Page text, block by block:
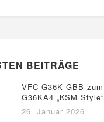
BEITRÄGE
VFC G36K GBB zum
G36KA4 „KSM Style“
26. Januar 2026